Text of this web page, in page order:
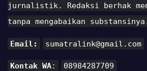
jurnalistik. Redaksi berhak
tanpa mengabaikan
Email: sumatralink@gmail.com
Kontak WA: 08984287709